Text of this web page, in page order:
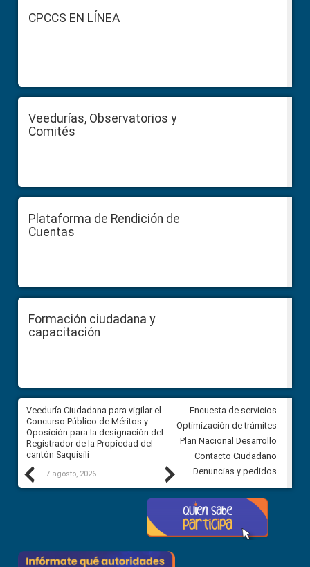
FooterCPCCS EN LÍNEA
Veedurías, Observatorios y
Comités
Plataforma de Rendición de
Cuentas
Formación ciudadana y
capacitación
Previous
Veeduría Ciudadana para vigilar el
Concurso Público de Méritos y
Oposición para la designación del
Registrador de la Propiedad del
cantón Saquisilí
7 agosto, 2026
Veeduría Ciudadana para
construcción del asfaltado de
diferentes barrios del sector
Ballenita del cantón Santa
7 agosto, 2026
Next
Encuesta de servicios
Optimización de trámites
Plan Nacional Desarrollo
Contacto Ciudadano
Denuncias y pedidos